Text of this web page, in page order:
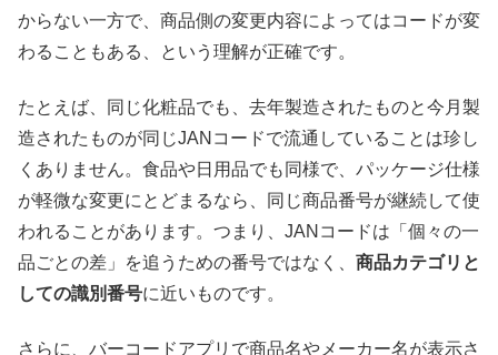
からない一方で、商品側の変更内容によってはコードが変
わることもある、という理解が正確です。
たとえば、同じ化粧品でも、去年製造されたものと今月製
造されたものが同じJANコードで流通していることは珍し
くありません。食品や日用品でも同様で、パッケージ仕様
が軽微な変更にとどまるなら、同じ商品番号が継続して使
われることがあります。つまり、JANコードは「個々の一
品ごとの差」を追うための番号ではなく、 商品カテゴリと
しての識別番号に近いものです。
さらに、バーコードアプリで商品名やメーカー名が表示さ